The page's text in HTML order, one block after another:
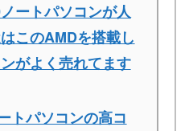
ートパソコンが人
このAMDを搭載し
がよく売れてます
トパソコンの高コ